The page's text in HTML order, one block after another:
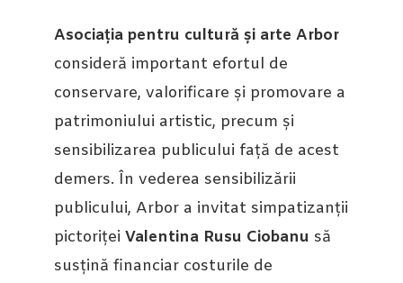
Asociația pentru cultură și arte Arbor
consideră important efortul de
conservare, valorificare și promovare a
patrimoniului artistic, precum și
sensibilizarea publicului față de acest
demers. În vederea sensibilizării
publicului, Arbor a invitat simpatizanții
pictoriței Valentina Rusu Ciobanu să
susțină financiar costurile de